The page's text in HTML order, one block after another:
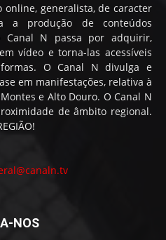
online, generalista, de caracter
a produção de conteúdos
Canal N passa por adquirir,
vídeo e torna-las acessíveis
O Canal N divulga e
em manifestações, relativa à
e Alto Douro. O Canal N
de âmbito regional.
NOS